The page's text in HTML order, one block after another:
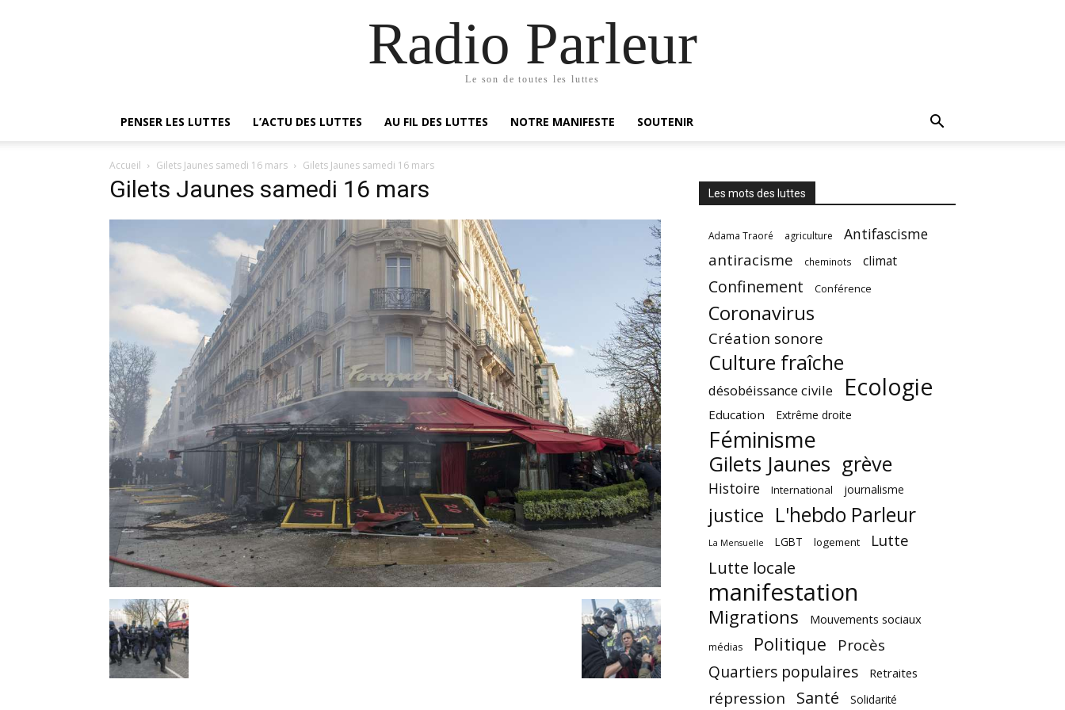
Radio Parleur
Le son de toutes les luttes
PENSER LES LUTTES L’ACTU DES LUTTES AU FIL DES LUTTES NOTRE MANIFESTE SOUTENIR
Accueil Gilets Jaunes samedi 16 mars Gilets Jaunes samedi 16 mars
Gilets Jaunes samedi 16 mars Les mots des luttes
Adama Traoré agriculture Antifascisme
antiracisme cheminots climat
Confinement Conférence
Coronavirus
Création sonore
Culture fraîche
désobéissance civile Ecologie
Education Extrême droite
Féminisme
Gilets Jaunes grève
Histoire International journalisme
justice L'hebdo Parleur
La Mensuelle LGBT logement Lutte
Lutte locale
manifestation
Migrations Mouvements sociaux
médias Politique Procès
Quartiers populaires Retraites
répression Santé Solidarité